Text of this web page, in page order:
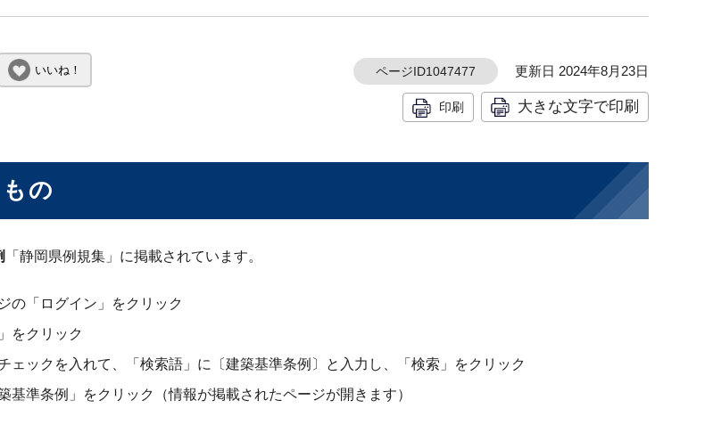
いいね！ ページID1047477 更新日 2024年8月23日
印刷 大きな文字で印刷
の
「静岡県例規集」に掲載されています。
の「ログイン」をクリック
をクリック
ェックを入れて、「検索語」に〔建築基準条例〕と入力し、「検索」をクリック
基準条例」をクリック（情報が掲載されたページが開きます）